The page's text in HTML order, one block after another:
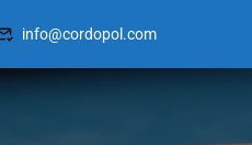
info@cordopol.com